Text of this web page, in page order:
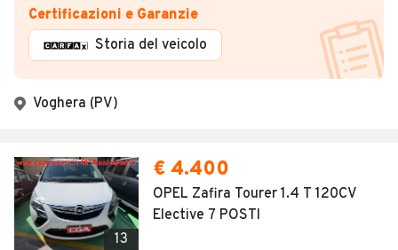
Certificazioni e Garanzie
Storia del veicolo
Voghera (PV)
13
€ 4.400
OPEL Zafira Tourer 1.4 T 120CV
Elective 7 POSTI